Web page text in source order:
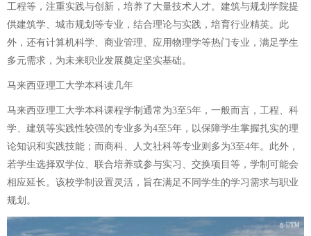
工程等，注重实践与创新，培养了大量技术人才。建筑与规划学院提
供建筑学、城市规划等专业，结合理论与实践，培育行业精英。此
外，还有计算机科学、商业管理、应用物理学等热门专业，满足学生
多元需求，为未来职业发展奠定坚实基础。
马来西亚理工大学本科读几年
马来西亚理工大学本科课程学制通常为3至5年，一般而言，工程、科
学、建筑等实践性较强的专业多为4至5年，以保障学生掌握扎实的理
论知识和实践技能；而商科、人文社科等专业则多为3至4年。此外，
若学生选择双学位、联合培养或参与实习、交换项目等，学制可能会
相应延长。该校学制设置灵活，旨在满足不同学生的学习需求与职业
规划。